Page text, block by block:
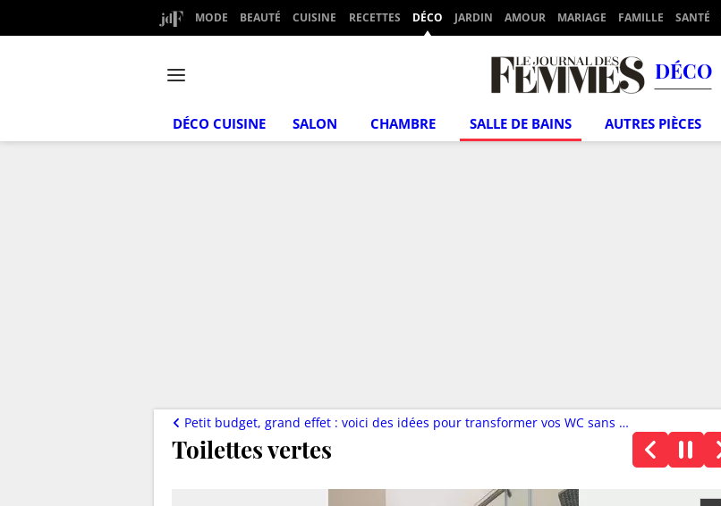
MODE BEAUTÉ CUISINE RECETTES DÉCO JARDIN AMOUR MARIAGE FAMILLE SANTÉ
DÉCO
DÉCO CUISINE SALON CHAMBRE SALLE DE BAINS AUTRES PIÈCES
Toilettes vertes
Petit budget, grand effet : voici des idées pour transformer vos WC sans tout casser